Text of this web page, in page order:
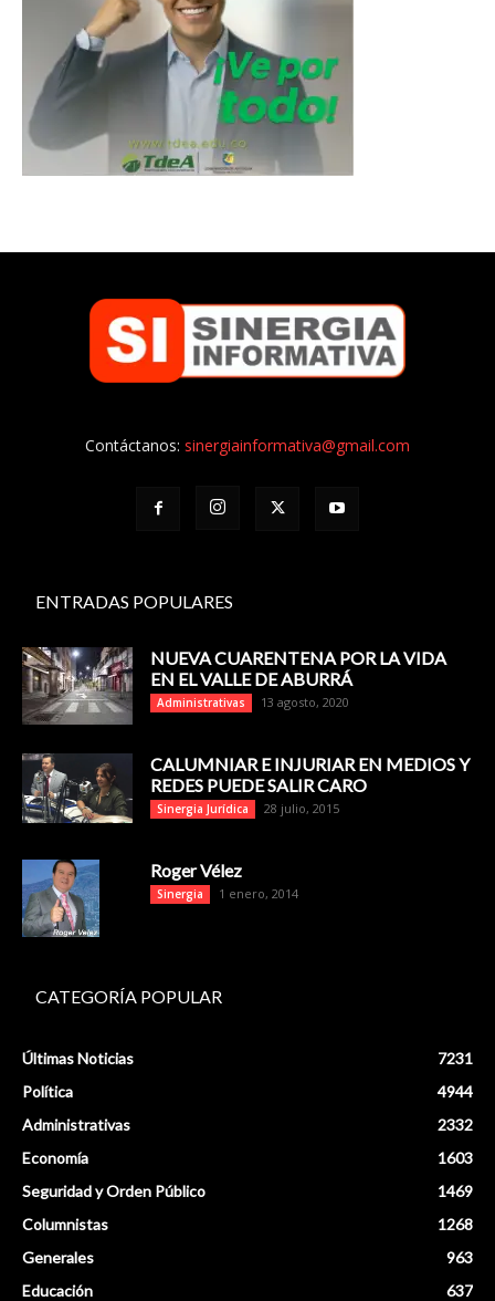
Contáctanos: sinergiainformativa@gmail.com
ENTRADAS POPULARES
NUEVA CUARENTENA POR LA VIDA
EN EL VALLE DE ABURRÁ
Administrativas 13 agosto, 2020
CALUMNIAR E INJURIAR EN MEDIOS Y
REDES PUEDE SALIR CARO
Sinergia Jurídica 28 julio, 2015
Roger Vélez
Sinergia 1 enero, 2014
CATEGORÍA POPULAR
Últimas Noticias
7231
Política
4944
Administrativas
2332
Economía
1603
Seguridad y Orden Público
1469
Columnistas
1268
Generales
963
Educación
637